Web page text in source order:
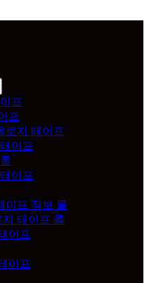
프
프
로지 테이프
이프
이프
이프 점보 롤
테이프 롤
이프
이프